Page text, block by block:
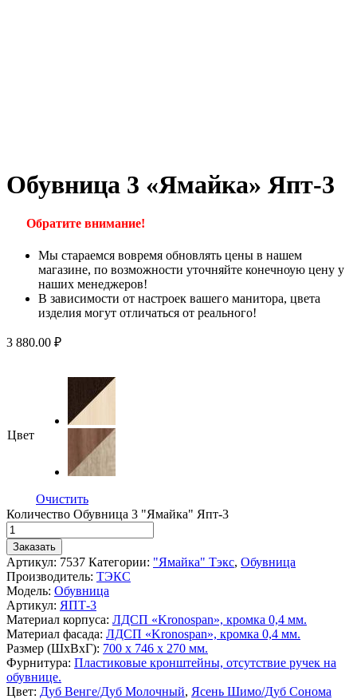
Обувница 3 «Ямайка» Япт-3
Обратите внимание!
Мы стараемся вовремя обновлять цены в нашем
магазине, по возможности уточняйте конечноую цену у
наших менеджеров!
В зависимости от настроек вашего манитора, цвета
изделия могут отличаться от реального!
3 880.00 ₽
Цвет
Очистить
Количество Обувница 3 "Ямайка" Япт-3
Заказать
Артикул: 7537 Категории: "Ямайка" Тэкс, Обувница
Производитель: ТЭКС
Модель: Обувница
Артикул: ЯПТ-3
Материал корпуса: ЛДСП «Kronospan», кромка 0,4 мм.
Материал фасада: ЛДСП «Kronospan», кромка 0,4 мм.
Размер (ШхВхГ): 700 х 746 х 270 мм.
Фурнитура: Пластиковые кронштейны, отсутствие ручек на
обувнице.
Цвет: Дуб Венге/Дуб Молочный, Ясень Шимо/Дуб Сонома